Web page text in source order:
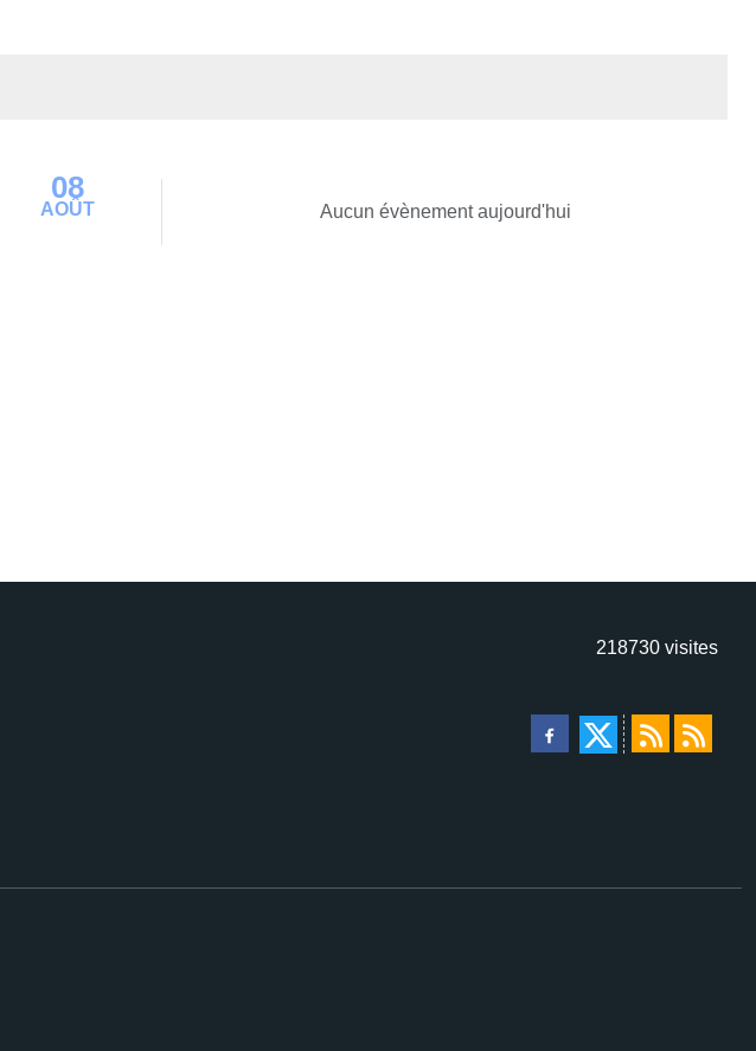
08
AOÛT Aucun évènement aujourd'hui
218730 visites